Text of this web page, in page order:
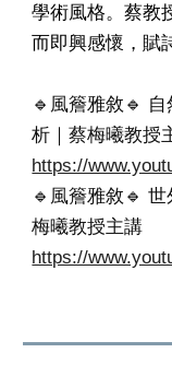
學術風格。蔡教
而即興感懷，賦
🔹️ 風簷雅敘 🔹️
析｜蔡梅曦教授
https://
🔹️ 風簷雅敘 🔹️世
梅曦教授主講
https://